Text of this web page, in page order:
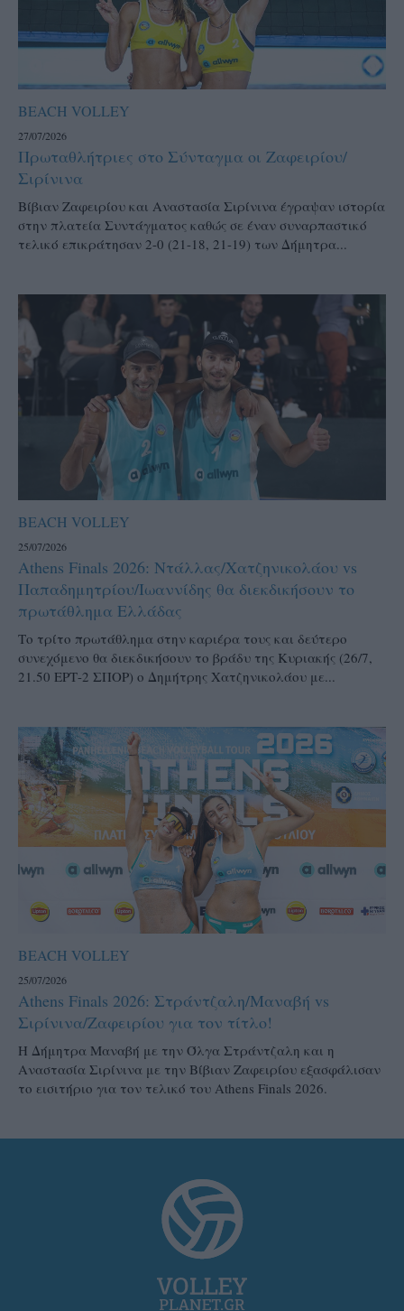
BEACH VOLLEY
27/07/2026
Πρωταθλήτριες στο Σύνταγμα οι Ζαφειρίου/
Σιρίνινα
Βίβιαν Ζαφειρίου και Αναστασία Σιρίνινα έγραψαν ιστορία
στην πλατεία Συντάγματος καθώς σε έναν συναρπαστικό
τελικό επικράτησαν 2-0 (21-18, 21-19) των Δήμητρα...
BEACH VOLLEY
25/07/2026
Athens Finals 2026: Ντάλλας/Χατζηνικολάου vs
Παπαδημητρίου/Ιωαννίδης θα διεκδικήσουν το
πρωτάθλημα Ελλάδας
Το τρίτο πρωτάθλημα στην καριέρα τους και δεύτερο
συνεχόμενο θα διεκδικήσουν το βράδυ της Κυριακής (26/7,
21.50 ΕΡΤ-2 ΣΠΟΡ) ο Δημήτρης Χατζηνικολάου με...
BEACH VOLLEY
25/07/2026
Athens Finals 2026: Στράντζαλη/Μαναβή vs
Σιρίνινα/Ζαφειρίου για τον τίτλο!
H Δήμητρα Μαναβή με την Όλγα Στράντζαλη και η
Αναστασία Σιρίνινα με την Βίβιαν Ζαφειρίου εξασφάλισαν
το εισιτήριο για τον τελικό του Athens Finals 2026.